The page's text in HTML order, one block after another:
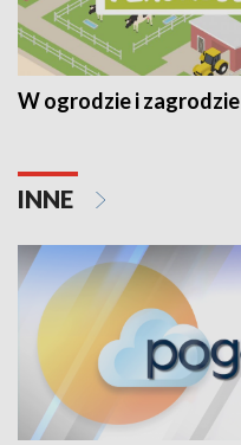
W ogrodzie i zagrodzie
INNE